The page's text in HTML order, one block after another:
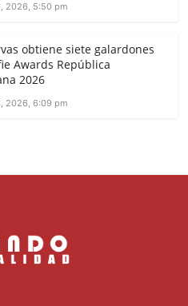
2026, 5:50 pm
obtiene siete galardones
Awards República
2026
2026, 6:09 pm